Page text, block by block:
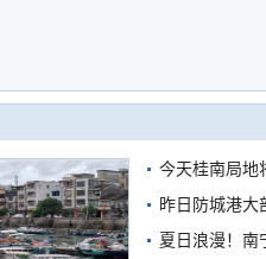
今天桂南局地
需继续防范
昨日防城港大
雨
夏日浪漫！南